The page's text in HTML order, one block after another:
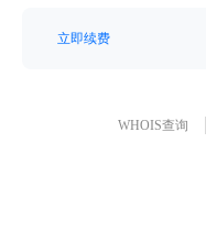
立即续费
WHOIS查询